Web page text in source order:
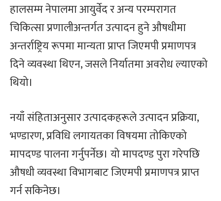
हालसम्म नेपालमा आयुर्वेद र अन्य परम्परागत
चिकित्सा प्रणालीअन्तर्गत उत्पादन हुने औषधीमा
अन्तर्राष्ट्रिय रूपमा मान्यता प्राप्त जिएमपी प्रमाणपत्र
दिने व्यवस्था थिएन, जसले निर्यातमा अवरोध ल्याएको
थियो।
नयाँ संहिताअनुसार उत्पादकहरूले उत्पादन प्रक्रिया,
भण्डारण, प्रविधि लगायतका विषयमा तोकिएको
मापदण्ड पालना गर्नुपर्नेछ। यो मापदण्ड पुरा गरेपछि
औषधी व्यवस्था विभागबाट जिएमपी प्रमाणपत्र प्राप्त
गर्न सकिनेछ।